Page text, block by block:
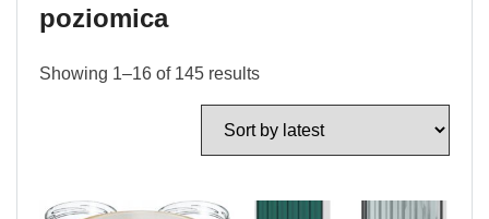
poziomica
Showing 1–16 of 145 results